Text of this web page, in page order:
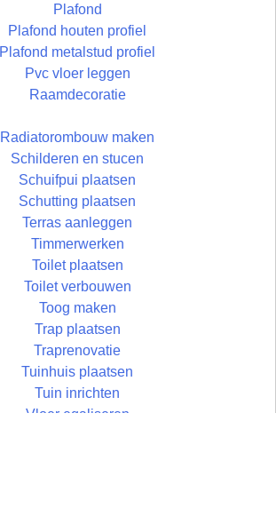
Plafond
Plafond houten profiel
Plafond metalstud profiel
Pvc vloer leggen
Raamdecoratie
Radiatorombouw maken
Schilderen en stucen
Schuifpui plaatsen
Schutting plaatsen
Terras aanleggen
Timmerwerken
Toilet plaatsen
Toilet verbouwen
Toog maken
Trap plaatsen
Traprenovatie
Tuinhuis plaatsen
Tuin inrichten
Vloer egaliseren